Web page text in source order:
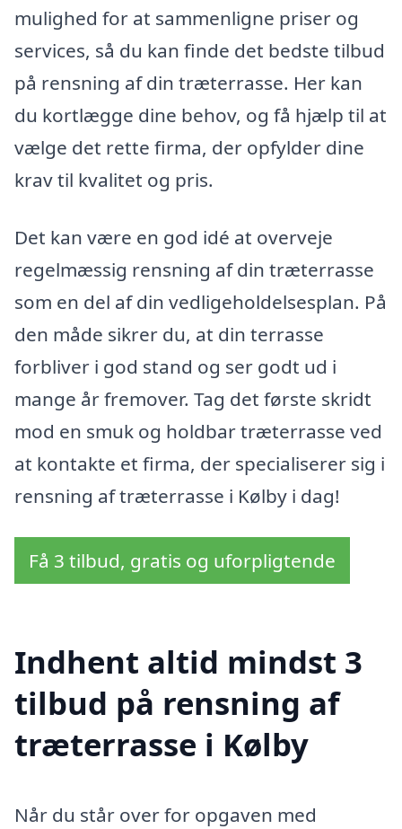
mulighed for at sammenligne priser og
services, så du kan finde det bedste tilbud
på rensning af din træterrasse. Her kan
du kortlægge dine behov, og få hjælp til at
vælge det rette firma, der opfylder dine
krav til kvalitet og pris.
Det kan være en god idé at overveje
regelmæssig rensning af din træterrasse
som en del af din vedligeholdelsesplan. På
den måde sikrer du, at din terrasse
forbliver i god stand og ser godt ud i
mange år fremover. Tag det første skridt
mod en smuk og holdbar træterrasse ved
at kontakte et firma, der specialiserer sig i
rensning af træterrasse i Kølby i dag!
Få 3 tilbud, gratis og uforpligtende
Indhent altid mindst 3
tilbud på rensning af
træterrasse i Kølby
Når du står over for opgaven med